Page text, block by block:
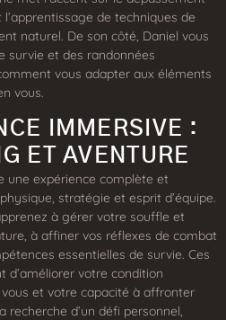
de techniques de
naturel. De son côté, Daniel vous
survie et des randonnées
vous adapter aux éléments
vous.
IMMERSIVE :
ET AVENTURE
une expérience complète et
stratégie et esprit d’équipe.
à gérer votre souffle et
à affiner vos réflexes de combat
essentielles de survie. Ces
d’améliorer votre condition
et votre capacité à affronter
recherche d’un défi personnel,